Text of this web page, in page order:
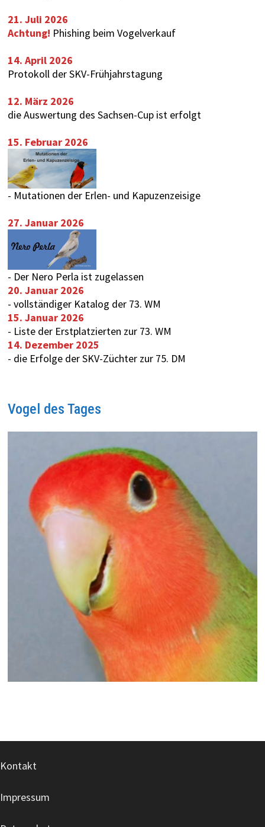
21. Juli 2026
Achtung! Phishing beim Vogelverkauf
14. April 2026
Protokoll der SKV-Frühjahrstagung
12. März 2026
die Auswertung des Sachsen-Cupist erfolgt
15. Februar 2026
- Mutationen der Erlen- und Kapuzenzeisige
27. Januar 2026
- Der Nero Perla ist zugelassen
20. Januar 2026
- vollständiger Katalog der 73. WM
15. Januar 2026
- Liste der Erstplatzierten zur 73. WM
14. Dezember 2025
- die Erfolge der SKV-Züchter zur 75. DM
Vogel des Tages
Kontakt
Impressum